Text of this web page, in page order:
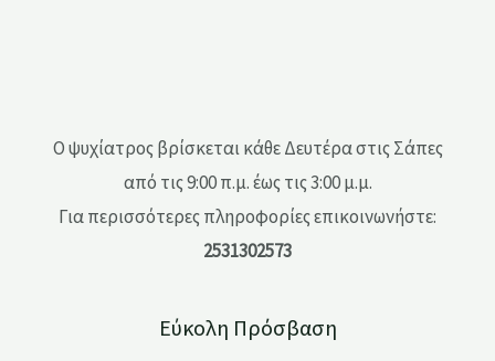
Ο ψυχίατρος βρίσκεται κάθε Δευτέρα στις Σάπες
από τις 9:00 π.μ. έως τις 3:00 μ.μ.
Για περισσότερες πληροφορίες επικοινωνήστε:
2531302573
Εύκολη Πρόσβαση